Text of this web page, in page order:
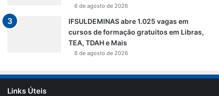
6 de agosto de 2026
IFSULDEMINAS abre 1.025 vagas em
cursos de formação gratuitos em Libras,
TEA, TDAH e Mais
6 de agosto de 2026
Links Úteis